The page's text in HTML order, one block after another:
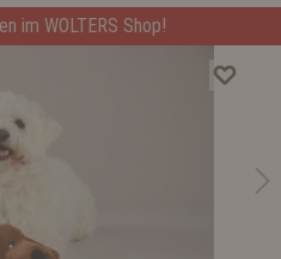
im WOLTERS Shop!